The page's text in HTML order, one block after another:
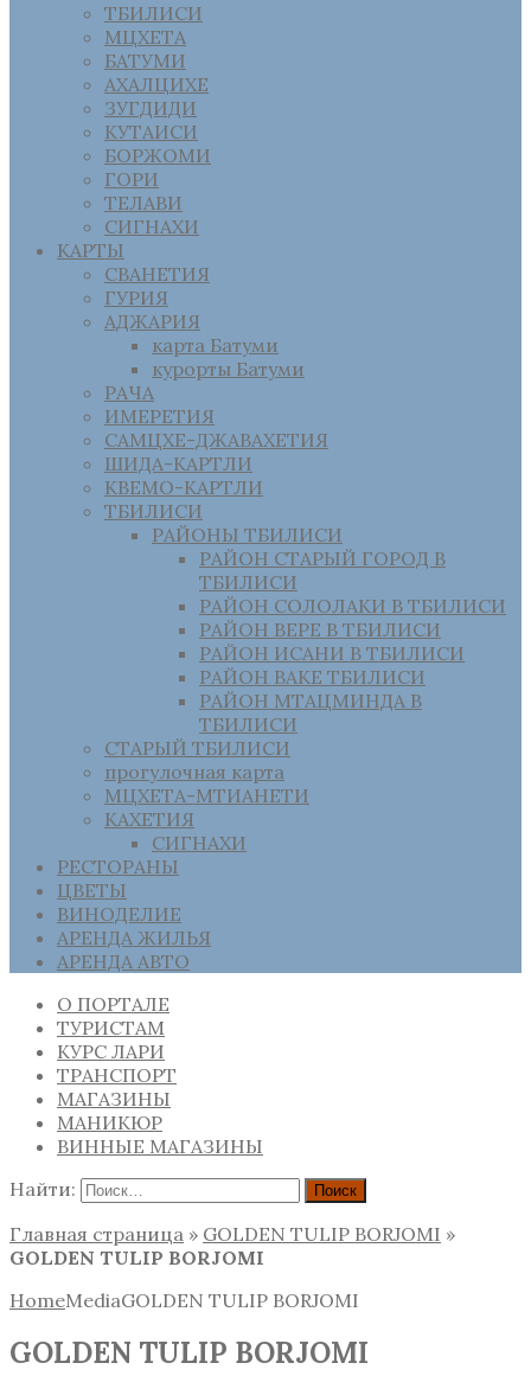
ТБИЛИСИ
МЦХЕТА
БАТУМИ
АХАЛЦИХЕ
ЗУГДИДИ
КУТАИСИ
БОРЖОМИ
ГОРИ
ТЕЛАВИ
СИГНАХИ
КАРТЫ
СВАНЕТИЯ
ГУРИЯ
АДЖАРИЯ
карта Батуми
курорты Батуми
РАЧА
ИМЕРЕТИЯ
САМЦХЕ-ДЖАВАХЕТИЯ
ШИДА-КАРТЛИ
КВЕМО-КАРТЛИ
ТБИЛИСИ
РАЙОНЫ ТБИЛИСИ
РАЙОН СТАРЫЙ ГОРОД В
ТБИЛИСИ
РАЙОН СОЛОЛАКИ В ТБИЛИСИ
РАЙОН ВЕРЕ В ТБИЛИСИ
РАЙОН ИСАНИ В ТБИЛИСИ
РАЙОН ВАКЕ ТБИЛИСИ
РАЙОН МТАЦМИНДА В
ТБИЛИСИ
СТАРЫЙ ТБИЛИСИ
прогулочная карта
МЦХЕТА-МТИАНЕТИ
КАХЕТИЯ
СИГНАХИ
РЕСТОРАНЫ
ЦВЕТЫ
ВИНОДЕЛИЕ
АРЕНДА ЖИЛЬЯ
АРЕНДА АВТО
О ПОРТАЛЕ
ТУРИСТАМ
КУРС ЛАРИ
ТРАНСПОРТ
МАГАЗИНЫ
МАНИКЮР
ВИННЫЕ МАГАЗИНЫ
Найти:
Главная страница » GOLDEN TULIP BORJOMI »
GOLDEN TULIP BORJOMI
HomeMediaGOLDEN TULIP BORJOMI
GOLDEN TULIP BORJOMI